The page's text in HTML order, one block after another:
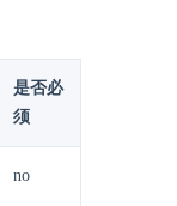
是否必
须
no